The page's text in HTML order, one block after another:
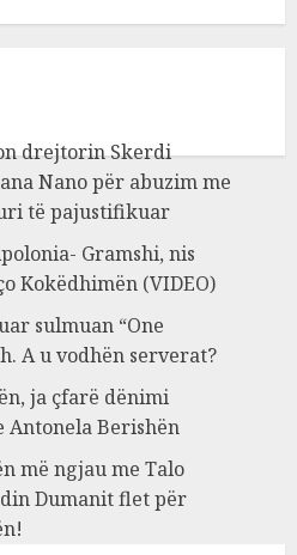
drejtorin Skerdi
Nano për abuzim me
të pajustifikuar
Gramshi, nis
Kokëdhimën (VIDEO)
sulmuan “One
A u vodhën serverat?
ja çfarë dënimi
Berishën
më ngjau me Talo
Dumanit flet për